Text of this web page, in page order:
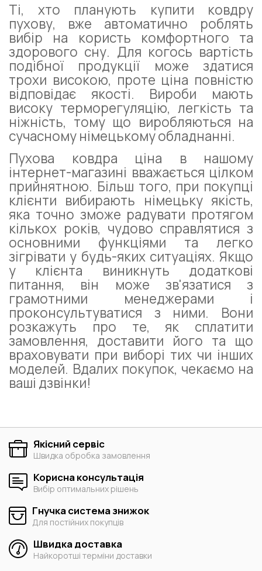
Ті, хто планують купити ковдру
пухову, вже автоматично роблять
вибір на користь комфортного та
здорового сну. Для когось вартість
подібної продукції може здатися
трохи високою, проте ціна повністю
відповідає якості. Вироби мають
високу терморегуляцію, легкість та
ніжність, тому що виробляються на
сучасному німецькому обладнанні.
Пухова ковдра ціна в нашому
інтернет-магазині вважається цілком
прийнятною. Більш того, при покупці
клієнти вибирають німецьку якість,
яка точно зможе радувати протягом
кількох років, чудово справлятися з
основними функціями та легко
зігрівати у будь-яких ситуаціях. Якщо
у клієнта виникнуть додаткові
питання, він може зв'язатися з
грамотними менеджерами і
проконсультуватися з ними. Вони
розкажуть про те, як сплатити
замовлення, доставити його та що
враховувати при виборі тих чи інших
моделей. Вдалих покупок, чекаємо на
ваші дзвінки!
Якісний сервіс
Швидка обробка замовлення
Корисна консультація
Вибір оптимальних рішень
Гнучка система знижок
Для постійних покупців
Швидка доставка
Найкоротші терміни доставки